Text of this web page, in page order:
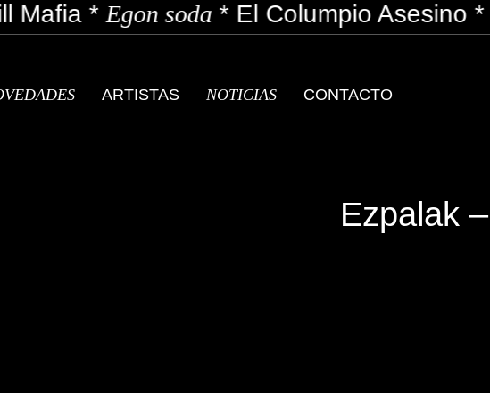
Mafia*Egon soda*El Columpio Asesino*
ARTISTAS NOTICIAS CONTACTO
Ezpalak